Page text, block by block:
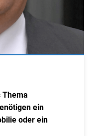
Thema
ein
oder ein